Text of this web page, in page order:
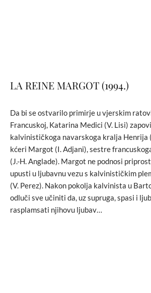
LA REINE MARGOT (1994.)
Da bi se ostvarilo primirje u vjerskim
Francuskoj, Katarina Medici (V. Lisi)
kalvinističkoga navarskoga kralja Henrija
kćeri Margot (I. Adjani), sestre
(J.-H. Anglade). Margot ne podnosi
upusti u ljubavnu vezu s kalvinističkim
(V. Perez). Nakon pokolja kalvinista u
odluči sve učiniti da, uz supruga, spasi i
rasplamsati njihovu ljubav…